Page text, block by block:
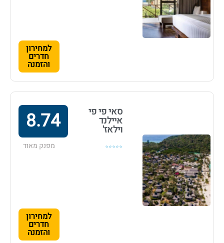
למחירון
חדרים
והזמנה
סאי פי פי
איילנד
וילאז'
⭐⭐⭐⭐⭐
8.74
מפנק מאוד
למחירון
חדרים
והזמנה